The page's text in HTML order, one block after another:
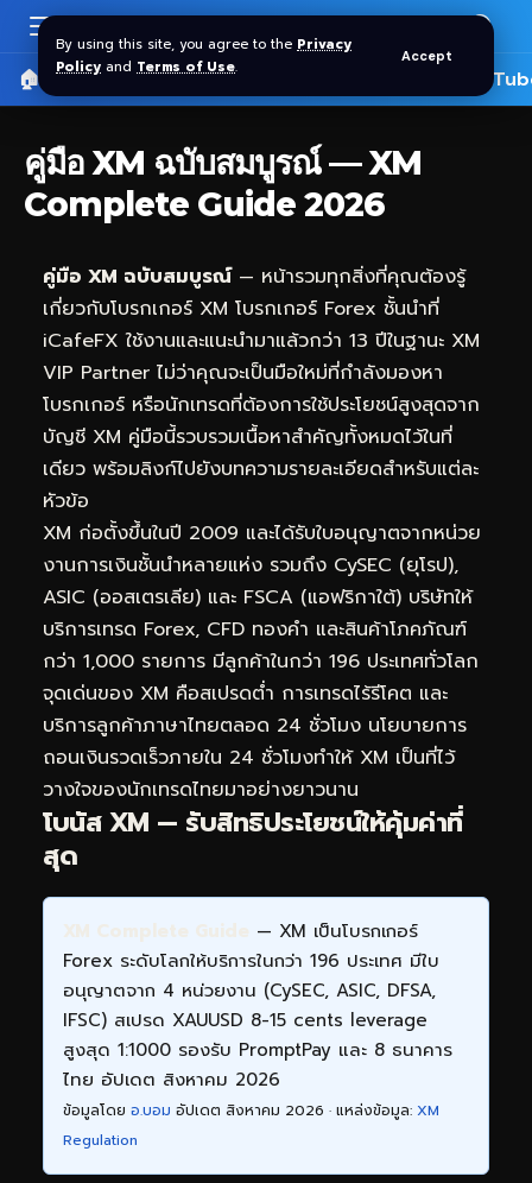
By using this site, you agree to the Privacy
Policy and Terms of Use.
Accept
🏠 หน้าแรก ราคาทอง SPDR 🎬
คู่มือ XM ฉบับสมบูรณ์ — XM
Complete Guide 2026
คู่มือ XM ฉบับสมบูรณ์— หน้ารวมทุกสิ่งที่คุณต้องรู้
เกี่ยวกับโบรกเกอร์ XM โบรกเกอร์ Forex ชั้นนำที่
iCafeFX ใช้งานและแนะนำมาแล้วกว่า 13 ปีในฐานะ XM
VIP Partner ไม่ว่าคุณจะเป็นมือใหม่ที่กำลังมองหา
โบรกเกอร์ หรือนักเทรดที่ต้องการใช้ประโยชน์สูงสุดจาก
บัญชี XM คู่มือนี้รวบรวมเนื้อหาสำคัญทั้งหมดไว้ในที่
เดียว พร้อมลิงก์ไปยังบทความรายละเอียดสำหรับแต่ละ
หัวข้อ
XM ก่อตั้งขึ้นในปี 2009 และได้รับใบอนุญาตจากหน่วย
งานการเงินชั้นนำหลายแห่ง รวมถึง CySEC (ยุโรป),
ASIC (ออสเตรเลีย) และ FSCA (แอฟริกาใต้) บริษัทให้
บริการเทรด Forex, CFD ทองคำ และสินค้าโภคภัณฑ์
กว่า 1,000 รายการ มีลูกค้าในกว่า 196 ประเทศทั่วโลก
จุดเด่นของ XM คือสเปรดต่ำ การเทรดไร้รีโคต และ
บริการลูกค้าภาษาไทยตลอด 24 ชั่วโมง นโยบายการ
ถอนเงินรวดเร็วภายใน 24 ชั่วโมงทำให้ XM เป็นที่ไว้
วางใจของนักเทรดไทยมาอย่างยาวนาน
โบนัส XM — รับสิทธิประโยชน์ให้คุ้มค่าที่
สุด
XM Complete Guide — XM เป็นโบรกเกอร์
Forex ระดับโลกให้บริการในกว่า 196 ประเทศ มีใบ
อนุญาตจาก 4 หน่วยงาน (CySEC, ASIC, DFSA,
IFSC) สเปรด XAUUSD 8-15 cents leverage
สูงสุด 1:1000 รองรับ PromptPay และ 8 ธนาคาร
ไทย อัปเดต สิงหาคม 2026
ข้อมูลโดย อ.บอม อัปเดต สิงหาคม 2026 · แหล่งข้อมูล: XM
Regulation